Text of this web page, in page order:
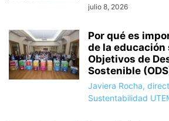
julio 8, 2026
Por qué es
de la educación
Objetivos de
Sostenible
Javiera Rocha,
Sustentabilidad